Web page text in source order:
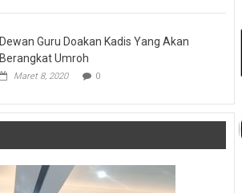
Dewan Guru Doakan Kadis Yang Akan
Berangkat Umroh
Maret 8, 2020 0